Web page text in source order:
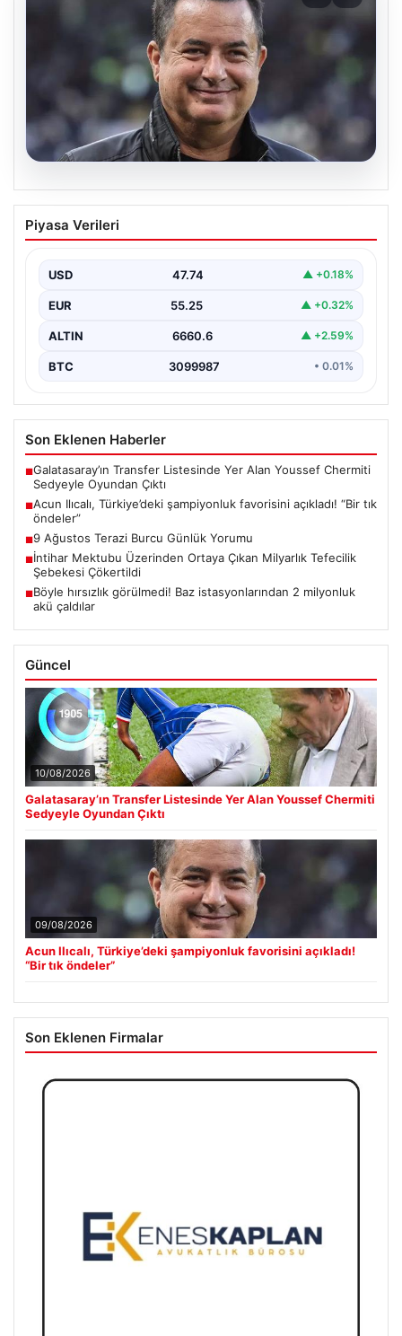
Acun Ilıcalı, Türkiye’deki şampiyonluk
favorisini açıkladı! “Bir tık öndeler”
Piyasa Verileri
USD 47.74 ▲ +0.18%
EUR 55.25 ▲ +0.32%
ALTIN 6660.6 ▲ +2.59%
BTC 3099987 • 0.01%
Son Eklenen Haberler
■Galatasaray’ın Transfer Listesinde Yer Alan Youssef Chermiti
Sedyeyle Oyundan Çıktı
■Acun Ilıcalı, Türkiye’deki şampiyonluk favorisini açıkladı! “Bir tık
öndeler”
■9 Ağustos Terazi Burcu Günlük Yorumu
■İntihar Mektubu Üzerinden Ortaya Çıkan Milyarlık Tefecilik
Şebekesi Çökertildi
■Böyle hırsızlık görülmedi! Baz istasyonlarından 2 milyonluk
akü çaldılar
Güncel
10/08/2026
Galatasaray’ın Transfer Listesinde Yer Alan Youssef Chermiti
Sedyeyle Oyundan Çıktı
09/08/2026
Acun Ilıcalı, Türkiye’deki şampiyonluk favorisini açıkladı!
“Bir tık öndeler”
Son Eklenen Firmalar